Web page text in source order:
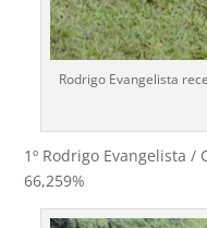
Rodrigo Evangelista
1º Rodrigo Evangelista /
66,259%